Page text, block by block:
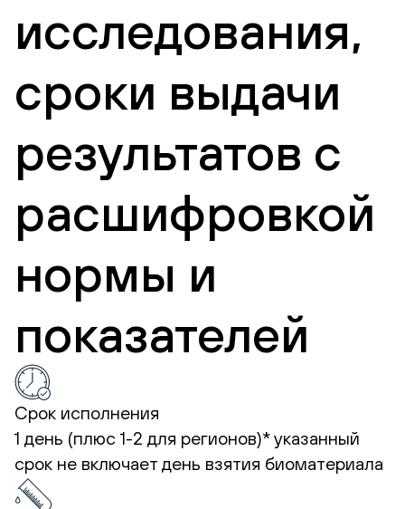
исследования,
сроки выдачи
результатов с
расшифровкой
нормы и
показателей
Срок исполнения
1 день (плюс 1-2 для регионов)*указанный
срок не включает день взятия биоматериала